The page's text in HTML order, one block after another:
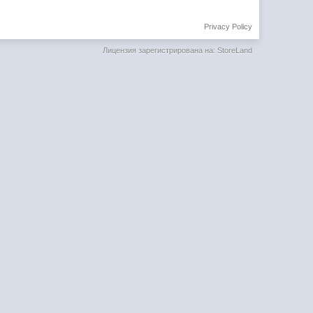
Privacy Policy
Лицензия зарегистрирована на: StoreLand